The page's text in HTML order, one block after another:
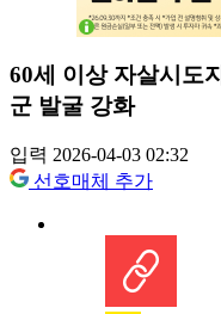
60세 이상 자살시도
군 발굴 강화
입력 2026-04-03 02:32
선호매체 추가